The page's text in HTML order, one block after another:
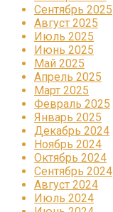
Сентябрь 2025
Август 2025
Июль 2025
Июнь 2025
Май 2025
Апрель 2025
Март 2025
Февраль 2025
Январь 2025
Декабрь 2024
Ноябрь 2024
Октябрь 2024
Сентябрь 2024
Август 2024
Июль 2024